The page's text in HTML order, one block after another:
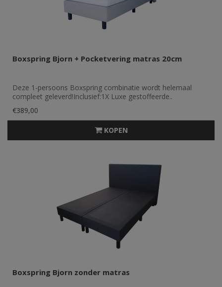
Boxspring Bjorn + Pocketvering matras 20cm
Deze 1-persoons Boxspring combinatie wordt helemaal
compleet geleverd!Inclusief:1X Luxe gestoffeerde..
€389,00
KOPEN
Boxspring Bjorn zonder matras